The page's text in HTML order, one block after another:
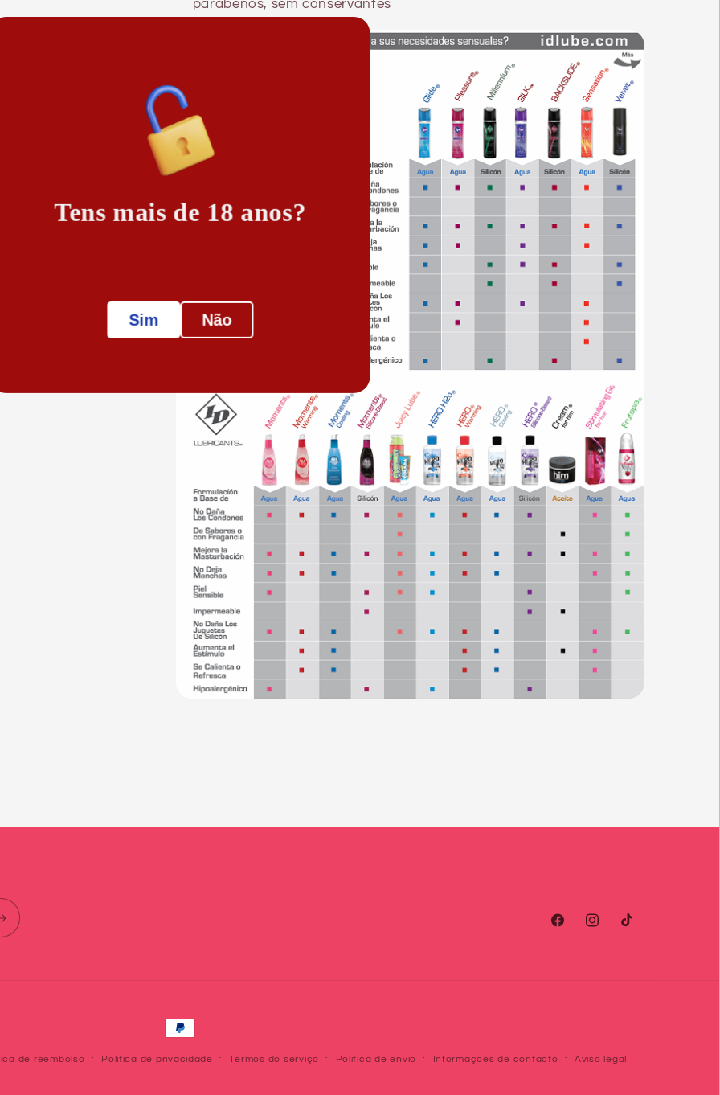
parabenos, sem conservantes
FacebookInstagram
TikTok
Métodos
de
de reembolso Política de privacidade Termos do serviço Política de envio Informações de contacto Aviso legal
Tens mais de 18 anos?
Sim Não